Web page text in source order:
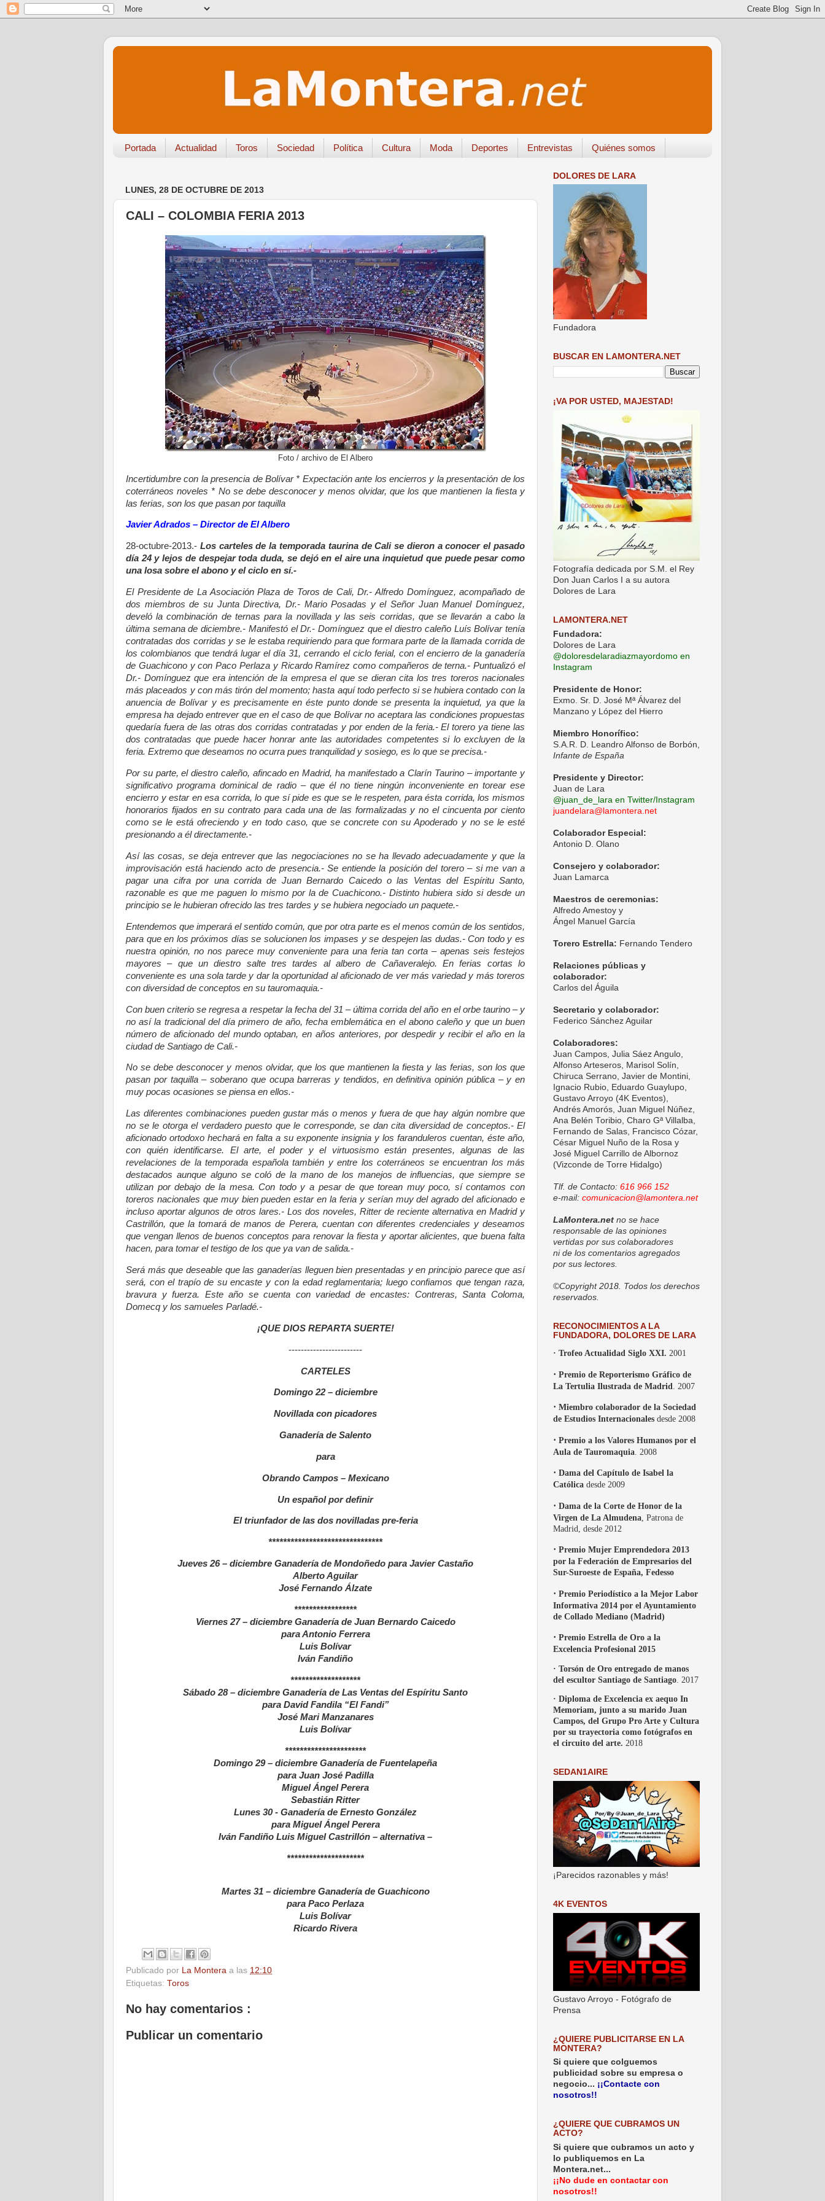
Portada Actualidad Toros Sociedad Política Cultura Moda Deportes Entrevistas Quiénes somos
LUNES, 28 DE OCTUBRE DE 2013
CALI – COLOMBIA FERIA 2013
Foto / archivo de El Albero
Incertidumbre con la presencia de Bolívar * Expectación ante los encierros y la presentación de los
coterráneos noveles * No se debe desconocer y menos olvidar, que los que mantienen la fiesta y
las ferias, son los que pasan por taquilla
Javier Adrados – Director de El Albero
28-octubre-2013.- Los carteles de la temporada taurina de Cali se dieron a conocer el pasado
día 24 y lejos de despejar toda duda, se dejó en el aire una inquietud que puede pesar como
una losa sobre el abono y el ciclo en sí.-
El Presidente de La Asociación Plaza de Toros de Cali, Dr.- Alfredo Domínguez, acompañado de
dos miembros de su Junta Directiva, Dr.- Mario Posadas y el Señor Juan Manuel Domínguez,
develó la combinación de ternas para la novillada y las seis corridas, que se llevarán a cabo la
última semana de diciembre.- Manifestó el Dr.- Domínguez que el diestro caleño Luís Bolívar tenía
contratadas dos corridas y se le estaba requiriendo para que formara parte de la llamada corrida de
los colombianos que tendrá lugar el día 31, cerrando el ciclo ferial, con el encierro de la ganadería
de Guachicono y con Paco Perlaza y Ricardo Ramírez como compañeros de terna.- Puntualizó el
Dr.- Domínguez que era intención de la empresa el que se dieran cita los tres toreros nacionales
más placeados y con más tirón del momento; hasta aquí todo perfecto si se hubiera contado con la
anuencia de Bolívar y es precisamente en éste punto donde se presenta la inquietud, ya que la
empresa ha dejado entrever que en el caso de que Bolívar no aceptara las condiciones propuestas
quedaría fuera de las otras dos corridas contratadas y por enden de la feria.- El torero ya tiene las
dos contratadas que puede hacer honrar ante las autoridades competentes si lo excluyen de la
feria. Extremo que deseamos no ocurra pues tranquilidad y sosiego, es lo que se precisa.-
Por su parte, el diestro caleño, afincado en Madrid, ha manifestado a Clarín Taurino – importante y
significativo programa dominical de radio – que él no tiene ningún inconveniente en torear ese
encierro y estar en esa corrida, lo que sí pide es que se le respeten, para ésta corrida, los mismos
honorarios fijados en su contrato para cada una de las formalizadas y no el cincuenta por ciento
como se le está ofreciendo y en todo caso, que se concrete con su Apoderado y no se le esté
presionando a él directamente.-
Así las cosas, se deja entrever que las negociaciones no se ha llevado adecuadamente y que la
improvisación está haciendo acto de presencia.- Se entiende la posición del torero – si me van a
pagar una cifra por una corrida de Juan Bernardo Caicedo o las Ventas del Espíritu Santo,
razonable es que me paguen lo mismo por la de Cuachicono.- Distinto hubiera sido si desde un
principio se le hubieran ofrecido las tres tardes y se hubiera negociado un paquete.-
Entendemos que imperará el sentido común, que por otra parte es el menos común de los sentidos,
para que en los próximos días se solucionen los impases y se despejen las dudas.- Con todo y es
nuestra opinión, no nos parece muy conveniente para una feria tan corta – apenas seis festejos
mayores – que un diestro salte tres tardes al albero de Cañaveralejo. En ferias cortas lo
conveniente es una sola tarde y dar la oportunidad al aficionado de ver más variedad y más toreros
con diversidad de conceptos en su tauromaquia.-
Con buen criterio se regresa a respetar la fecha del 31 – última corrida del año en el orbe taurino – y
no así la tradicional del día primero de año, fecha emblemática en el abono caleño y que un buen
número de aficionado del mundo optaban, en años anteriores, por despedir y recibir el año en la
ciudad de Santiago de Cali.-
No se debe desconocer y menos olvidar, que los que mantienen la fiesta y las ferias, son los que
pasan por taquilla – soberano que ocupa barreras y tendidos, en definitiva opinión pública – y en
muy pocas ocasiones se piensa en ellos.-
Las diferentes combinaciones pueden gustar más o menos y fuera de que hay algún nombre que
no se le otorga el verdadero puesto que le corresponde, se dan cita diversidad de conceptos.- El
aficionado ortodoxo hechará en falta a su exponente insignia y los faranduleros cuentan, éste año,
con quién identificarse. El arte, el poder y el virtuosismo están presentes, algunas de las
revelaciones de la temporada española también y entre los coterráneos se encuentran los más
destacados aunque alguno se coló de la mano de los manejos de influencias, que siempre se
utilizan por debajo de la mesa. Con todo y a pesar de que torean muy poco, sí contamos con
toreros nacionales que muy bien pueden estar en la feria y serían muy del agrado del aficionado e
incluso aportar algunos de otros lares.- Los dos noveles, Ritter de reciente alternativa en Madrid y
Castrillón, que la tomará de manos de Perera, cuentan con diferentes credenciales y deseamos
que vengan llenos de buenos conceptos para renovar la fiesta y aportar alicientes, que buena falta
hacen, para tomar el testigo de los que ya van de salida.-
Será más que deseable que las ganaderías lleguen bien presentadas y en principio parece que así
será, con el trapío de su encaste y con la edad reglamentaria; luego confiamos que tengan raza,
bravura y fuerza. Este año se cuenta con variedad de encastes: Contreras, Santa Coloma,
Domecq y los samueles Parladé.-
¡QUE DIOS REPARTA SUERTE!
------------------------
CARTELES
Domingo 22 – diciembre
Novillada con picadores
Ganadería de Salento
para
Obrando Campos – Mexicano
Un español por definir
El triunfador de las dos novilladas pre-feria
*******************************
Jueves 26 – diciembre Ganadería de Mondoñedo para Javier Castaño
Alberto Aguilar
José Fernando Álzate
*****************
Viernes 27 – diciembre Ganadería de Juan Bernardo Caicedo
para Antonio Ferrera
Luis Bolívar
Iván Fandiño
*******************
Sábado 28 – diciembre Ganadería de Las Ventas del Espíritu Santo
para David Fandila “El Fandi”
José Mari Manzanares
Luis Bolívar
**********************
Domingo 29 – diciembre Ganadería de Fuentelapeña
para Juan José Padilla
Miguel Ángel Perera
Sebastián Ritter
Lunes 30 - Ganadería de Ernesto González
para Miguel Ángel Perera
Iván Fandiño Luis Miguel Castrillón – alternativa –
*********************
Martes 31 – diciembre Ganadería de Guachicono
para Paco Perlaza
Luis Bolívar
Ricardo Rivera
Publicado por La Montera a las 12:10
Etiquetas: Toros
No hay comentarios :
Publicar un comentario
DOLORES DE LARA
Fundadora
BUSCAR EN LAMONTERA.NET
¡VA POR USTED, MAJESTAD!
Fotografía dedicada por S.M. el Rey
Don Juan Carlos I a su autora
Dolores de Lara
LAMONTERA.NET
Fundadora:
Dolores de Lara
@doloresdelaradiazmayordomo en
Instagram
Presidente de Honor:
Exmo. Sr. D. José Mª Álvarez del
Manzano y López del Hierro
Miembro Honorífico:
S.A.R. D. Leandro Alfonso de Borbón,
Infante de España
Presidente y Director:
Juan de Lara
@juan_de_lara en Twitter/Instagram
juandelara@lamontera.net
Colaborador Especial:
Antonio D. Olano
Consejero y colaborador:
Juan Lamarca
Maestros de ceremonias:
Alfredo Amestoy y
Ángel Manuel García
Torero Estrella: Fernando Tendero
Relaciones públicas y
colaborador:
Carlos del Águila
Secretario y colaborador:
Federico Sánchez Aguilar
Colaboradores:
Juan Campos, Julia Sáez Angulo,
Alfonso Arteseros, Marisol Solín,
Chiruca Serrano, Javier de Montini,
Ignacio Rubio, Eduardo Guaylupo,
Gustavo Arroyo (4K Eventos),
Andrés Amorós, Juan Miguel Núñez,
Ana Belén Toribio, Charo Gª Villalba,
Fernando de Salas, Francisco Cózar,
César Miguel Nuño de la Rosa y
José Miguel Carrillo de Albornoz
(Vizconde de Torre Hidalgo)
Tlf. de Contacto: 616 966 152
e-mail: comunicacion@lamontera.net
LaMontera.net no se hace
responsable de las opiniones
vertidas por sus colaboradores
ni de los comentarios agregados
por sus lectores.
©Copyright 2018. Todos los derechos
reservados.
RECONOCIMIENTOS A LA
FUNDADORA, DOLORES DE LARA
· Trofeo Actualidad Siglo XXI. 2001
· Premio de Reporterismo Gráfico de
La Tertulia Ilustrada de Madrid . 2007
· Miembro colaborador de la Sociedad
de Estudios Internacionales desde 2008
· Premio a los Valores Humanos por el
Aula de Tauromaquia . 2008
· Dama del Capítulo de Isabel la
Católica desde 2009
· Dama de la Corte de Honor de la
Virgen de La Almudena , Patrona de
Madrid, desde 2012
· Premio Mujer Emprendedora 2013
por la Federación de Empresarios del
Sur-Suroeste de España, Fedesso
· Premio Periodístico a la Mejor Labor
Informativa 2014 por el Ayuntamiento
de Collado Mediano (Madrid)
· Premio Estrella de Oro a la
Excelencia Profesional 2015
· Torsón de Oro entregado de manos
del escultor Santiago de Santiago . 2017
· Diploma de Excelencia ex aequo In
Memoriam, junto a su marido Juan
Campos, del Grupo Pro Arte y Cultura
por su trayectoria como fotógrafos en
el circuito del arte. 2018
SEDAN1AIRE
¡Parecidos razonables y más!
4K EVENTOS
Gustavo Arroyo - Fotógrafo de
Prensa
¿QUIERE PUBLICITARSE EN LA
MONTERA?
Si quiere que colguemos
publicidad sobre su empresa o
negocio... ¡¡Contacte con
nosotros!!
¿QUIERE QUE CUBRAMOS UN
ACTO?
Si quiere que cubramos un acto y
lo publiquemos en La
Montera.net...
¡¡No dude en contactar con
nosotros!!